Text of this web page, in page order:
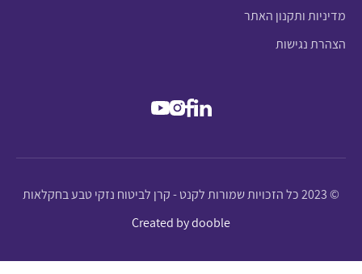
מדיניות ותקנון האתר
הצהרת נגישות
© 2023 כל הזכויות שמורות לקנט - קרן לביטוח נזקי טבע בחקלאות
Created by dooble